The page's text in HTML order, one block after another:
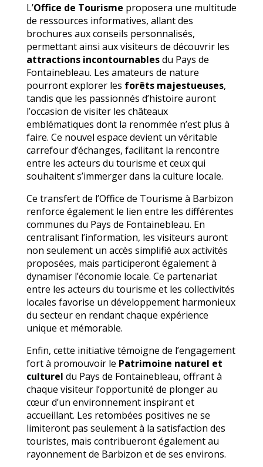
L’Office de Tourisme proposera une multitude
de ressources informatives, allant des
brochures aux conseils personnalisés,
permettant ainsi aux visiteurs de découvrir les
attractions incontournablesdu Pays de
Fontainebleau. Les amateurs de nature
pourront explorer les forêts majestueuses,
tandis que les passionnés d’histoire auront
l’occasion de visiter les châteaux
emblématiques dont la renommée n’est plus à
faire. Ce nouvel espace devient un véritable
carrefour d’échanges, facilitant la rencontre
entre les acteurs du tourisme et ceux qui
souhaitent s’immerger dans la culture locale.
Ce transfert de l’Office de Tourisme à Barbizon
renforce également le lien entre les différentes
communes du Pays de Fontainebleau. En
centralisant l’information, les visiteurs auront
non seulement un accès simplifié aux activités
proposées, mais participeront également à
dynamiser l’économie locale. Ce partenariat
entre les acteurs du tourisme et les collectivités
locales favorise un développement harmonieux
du secteur en rendant chaque expérience
unique et mémorable.
Enfin, cette initiative témoigne de l’engagement
fort à promouvoir le Patrimoine naturel et
culturel du Pays de Fontainebleau, offrant à
chaque visiteur l’opportunité de plonger au
cœur d’un environnement inspirant et
accueillant. Les retombées positives ne se
limiteront pas seulement à la satisfaction des
touristes, mais contribueront également au
rayonnement de Barbizon et de ses environs.